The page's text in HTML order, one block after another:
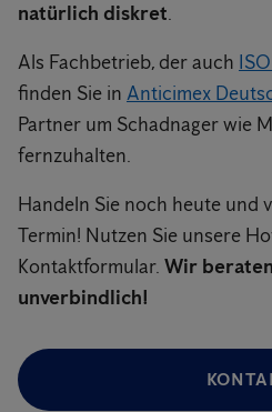
natürlich diskret.
Als Fachbetrieb, der auch
finden Sie in Anticimex
Partner um Schadnager wie
fernzuhalten.
Handeln Sie noch heute und
Termin! Nutzen Sie unsere
Kontaktformular. Wir
unverbindlich!